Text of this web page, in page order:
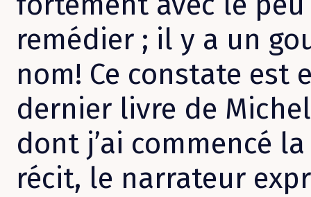
remédier ; il y a un
nom! Ce constate est
dernier livre de
dont j’ai commencé
récit, le narrateur